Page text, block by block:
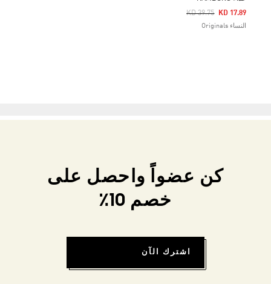
Price Reduced From
KD 39.75
To KD 17.89
النساء Originals
كن عضواً واحصل على
خصم 10٪
اشترك الآن